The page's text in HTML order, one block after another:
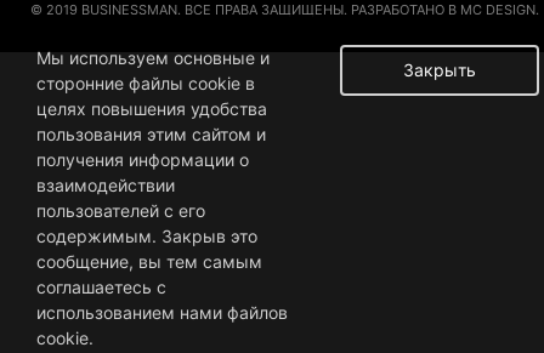
© 2019 BUSINESSMAN. ВСЕ ПРАВА ЗАЩИЩЕНЫ. РАЗРАБОТАНО В MC DESIGN.
Закрыть
Мы используем основные и
сторонние файлы cookie в
целях повышения удобства
пользования этим сайтом и
получения информации о
взаимодействии
пользователей с его
содержимым. Закрыв это
сообщение, вы тем самым
соглашаетесь с
использованием нами файлов
cookie.